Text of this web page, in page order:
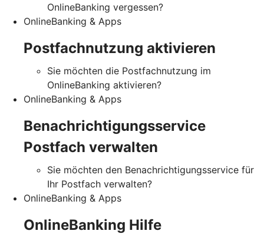
OnlineBanking vergessen?
OnlineBanking & Apps
Postfachnutzung aktivieren
Sie möchten die Postfachnutzung im
OnlineBanking aktivieren?
OnlineBanking & Apps
Benachrichtigungsservice
Postfach verwalten
Sie möchten den Benachrichtigungsservice für
Ihr Postfach verwalten?
OnlineBanking & Apps
OnlineBanking Hilfe